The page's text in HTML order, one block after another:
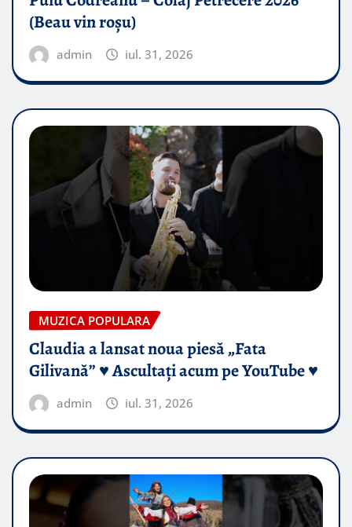
(Beau vin roșu)
admin iul. 31, 2026
MUZICA POPULARA
Claudia a lansat noua piesă „Fata
Gilivană” ♥️ Ascultați acum pe YouTube ♥️
admin iul. 31, 2026